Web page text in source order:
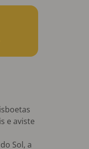
e aviste
Sol, a